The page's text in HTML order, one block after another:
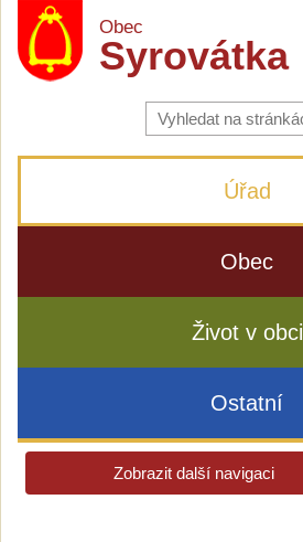
Obec
Syrovátka
Vyhledávání
na
stránkách
Úřad
Obec
Život v obci
Ostatní
Zobrazit další navigaci